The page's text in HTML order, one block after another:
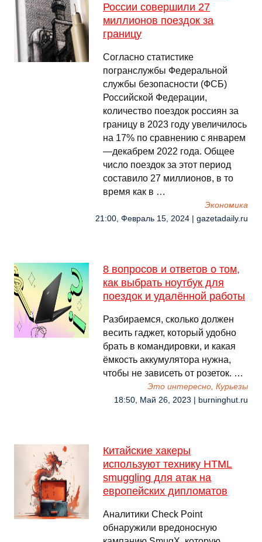
России совершили 27
миллионов поездок за
границу
Согласно статистике
погранслужбы Федеральной
службы безопасности (ФСБ)
Российской Федерации,
количество поездок россиян за
границу в 2023 году увеличилось
на 17% по сравнению с январем
—декабрем 2022 года. Общее
число поездок за этот период
составило 27 миллионов, в то
время как в …
Экономика
21:00, Февраль 15, 2024 | gazetadaily.ru
8 вопросов и ответов о том,
как выбрать ноутбук для
поездок и удалённой работы
Разбираемся, сколько должен
весить гаджет, который удобно
брать в командировки, и какая
ёмкость аккумулятора нужна,
чтобы не зависеть от розеток. …
Это интересно, Курьезы
18:50, Май 26, 2023 | burninghut.ru
Китайские хакеры
используют технику HTML
smuggling для атак на
европейских дипломатов
Аналитики Check Point
обнаружили вредоносную